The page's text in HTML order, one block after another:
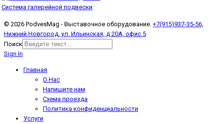
Система галерейной подвески
© 2026 PodvesMag - Выставочное оборудование. +7(915)937-35-56,
Нижний Новгород, ул. Ильинская, д 20А, офис 5
Поиск
Sign In
Главная
О Нас
Напишите нам
Схема проезда
Политика конфиденциальности
Услуги